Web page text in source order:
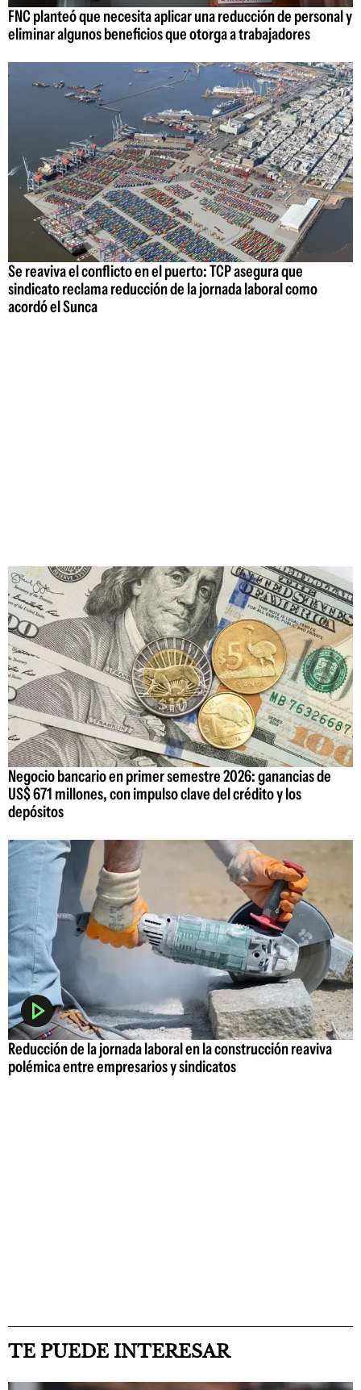
FNC planteó que necesita aplicar una reducción de personal y
eliminar algunos beneficios que otorga a trabajadores
Se reaviva el conflicto en el puerto: TCP asegura que
sindicato reclama reducción de la jornada laboral como
acordó el Sunca
Negocio bancario en primer semestre 2026: ganancias de
US$ 671 millones, con impulso clave del crédito y los
depósitos
Reducción de la jornada laboral en la construcción reaviva
polémica entre empresarios y sindicatos
TE PUEDE INTERESAR